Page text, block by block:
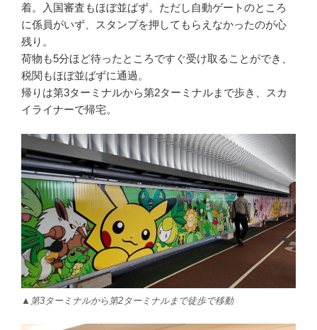
着。入国審査もほぼ並ばず。ただし自動ゲートのところ
に係員がいず、スタンプを押してもらえなかったのが心
残り。
荷物も5分ほど待ったところですぐ受け取ることができ、
税関もほぼ並ばずに通過。
帰りは第3ターミナルから第2ターミナルまで歩き、スカ
イライナーで帰宅。
▲第3ターミナルから第2ターミナルまで徒歩で移動